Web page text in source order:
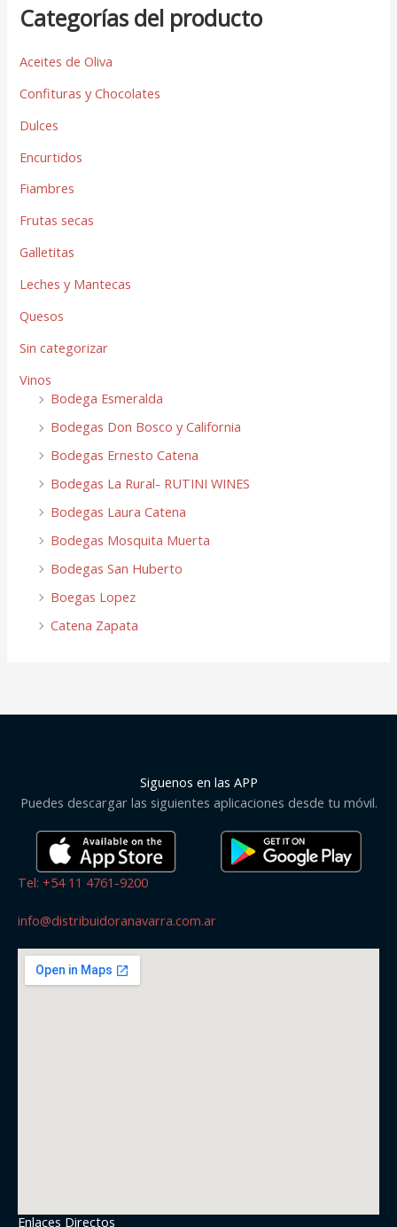
Categorías del producto
Aceites de Oliva
Confituras y Chocolates
Dulces
Encurtidos
Fiambres
Frutas secas
Galletitas
Leches y Mantecas
Quesos
Sin categorizar
Vinos
Bodega Esmeralda
Bodegas Don Bosco y California
Bodegas Ernesto Catena
Bodegas La Rural- RUTINI WINES
Bodegas Laura Catena
Bodegas Mosquita Muerta
Bodegas San Huberto
Boegas Lopez
Catena Zapata
Siguenos en las APP
Puedes descargar las siguientes aplicaciones desde tu móvil.
Tel: +54 11 4761-9200
info@distribuidoranavarra.com.ar
Enlaces Directos